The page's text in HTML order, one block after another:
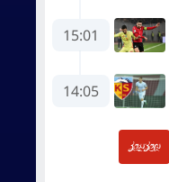
15:01
14:05